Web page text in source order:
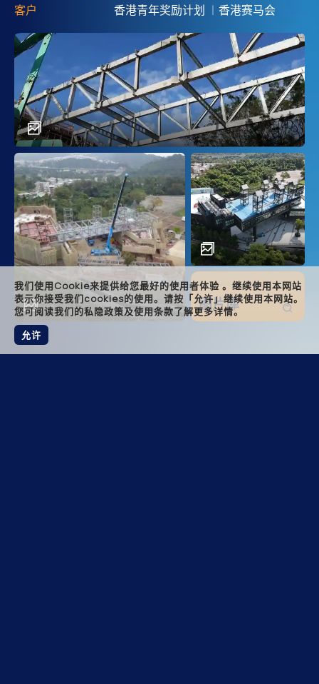
我们使用Cookie来提供给您最好的使用者体验 。继续使用本网站
表示你接受我们cookies的使用。请按「允许」继续使用本网站。
您可阅读我们的私隐政策及使用条款了解更多详情。
允许
客户 香港青年奖励计划 ︱香港赛马会
图片库
main